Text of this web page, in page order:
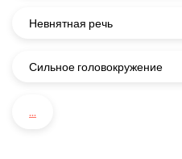
Невнятная речь
Сильное головокружение
...